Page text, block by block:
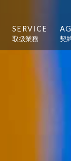
SERVICE
取扱業務 契